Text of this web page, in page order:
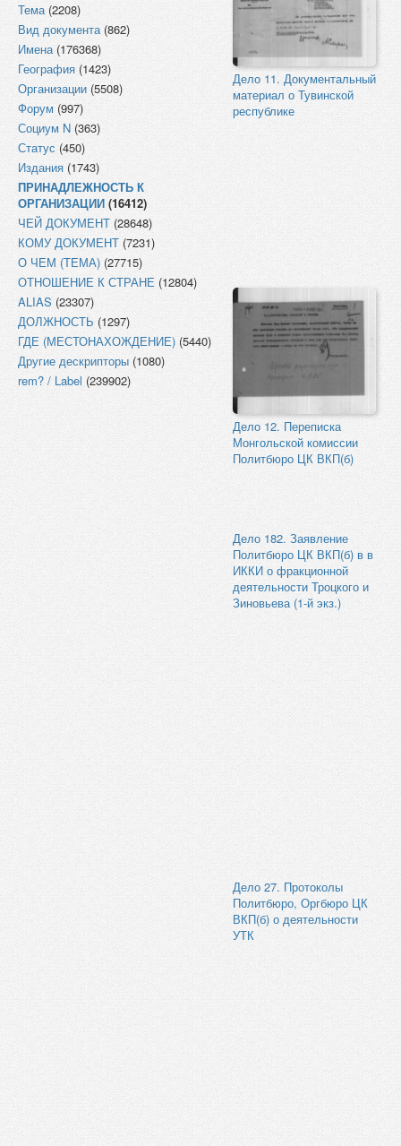
Тема(2208)
Вид документа(862)
Имена(176368)
География (1423)
Организации (5508)
Форум (997)
Социум N (363)
Статус (450)
Издания (1743)
ПРИНАДЛЕЖНОСТЬ К
ОРГАНИЗАЦИИ (16412)
ЧЕЙ ДОКУМЕНТ (28648)
КОМУ ДОКУМЕНТ (7231)
О ЧЕМ (ТЕМА) (27715)
ОТНОШЕНИЕ К СТРАНЕ (12804)
ALIAS (23307)
ДОЛЖНОСТЬ (1297)
ГДЕ (МЕСТОНАХОЖДЕНИЕ) (5440)
Другие дескрипторы (1080)
rem? / Label (239902)
Дело 11. Документальный
материал о Тувинской
республике
Дело 12. Переписка
Монгольской комиссии
Политбюро ЦК ВКП(б)
Дело 182. Заявление
Политбюро ЦК ВКП(б) в в
ИККИ о фракционной
деятельности Троцкого и
Зиновьева (1-й экз.)
Дело 27. Протоколы
Политбюро, Оргбюро ЦК
ВКП(б) о деятельности
УТК